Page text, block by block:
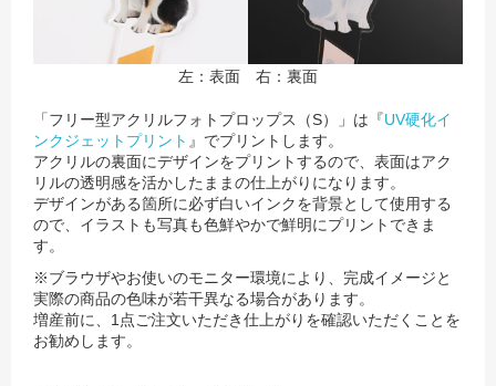
左：表面 右：裏面
「フリー型アクリルフォトプロップス（S）」は『UV硬化イ
ンクジェットプリント 』でプリントします。
アクリルの裏面にデザインをプリントするので、表面はアク
リルの透明感を活かしたままの仕上がりになります。
デザインがある箇所に必ず白いインクを背景として使用する
ので、イラストも写真も色鮮やかで鮮明にプリントできま
す。
※ブラウザやお使いのモニター環境により、完成イメージと
実際の商品の色味が若干異なる場合があります。
増産前に、1点ご注文いただき仕上がりを確認いただくことを
お勧めします。